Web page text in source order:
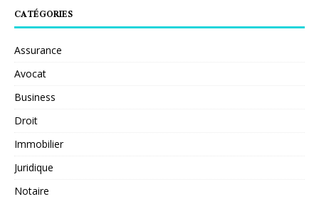
CATÉGORIES
Assurance
Avocat
Business
Droit
Immobilier
Juridique
Notaire